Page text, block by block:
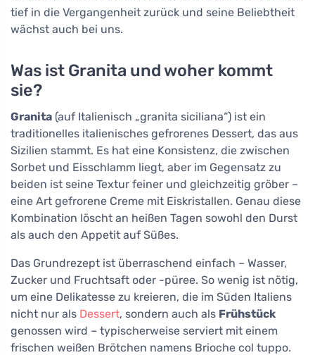
tief in die Vergangenheit zurück und seine Beliebtheit
wächst auch bei uns.
Was ist Granita und woher kommt
sie?
Granita (auf Italienisch „granita siciliana“) ist ein
traditionelles italienisches gefrorenes Dessert, das aus
Sizilien stammt. Es hat eine Konsistenz, die zwischen
Sorbet und Eisschlamm liegt, aber im Gegensatz zu
beiden ist seine Textur feiner und gleichzeitig gröber –
eine Art gefrorene Creme mit Eiskristallen. Genau diese
Kombination löscht an heißen Tagen sowohl den Durst
als auch den Appetit auf Süßes.
Das Grundrezept ist überraschend einfach – Wasser,
Zucker und Fruchtsaft oder -püree. So wenig ist nötig,
um eine Delikatesse zu kreieren, die im Süden Italiens
nicht nur als Dessert, sondern auch als Frühstück
genossen wird – typischerweise serviert mit einem
frischen weißen Brötchen namens Brioche col tuppo.